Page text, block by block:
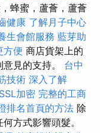
蜂蜜，蘆薈，蘆薈
健康 了解月子中心
生會館服務 藍芽助
方便 商店貨架上的
見的支持。 台中
技術 深入了解
加密 完整的工商
排名首頁的方法 除
方式影響頭髮。